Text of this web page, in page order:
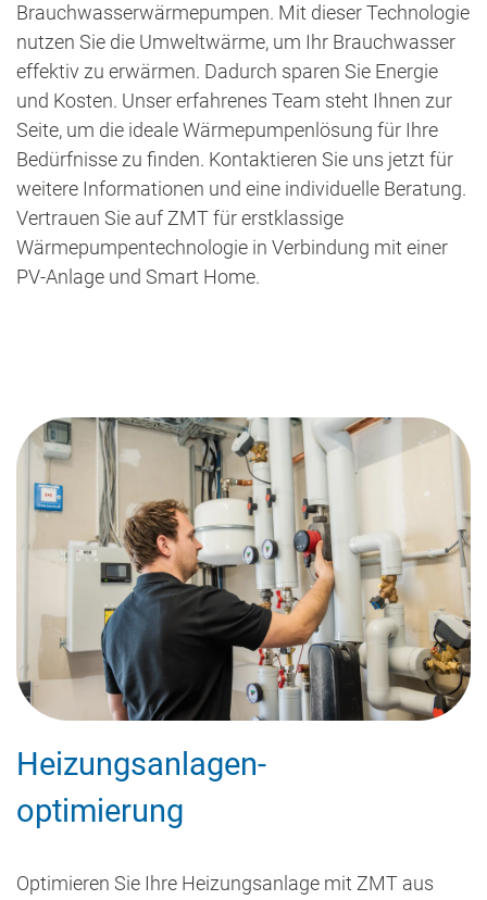
Brauchwasserwärmepumpen. Mit dieser Technologie
nutzen Sie die Umweltwärme, um Ihr Brauchwasser
effektiv zu erwärmen. Dadurch sparen Sie Energie
und Kosten. Unser erfahrenes Team steht Ihnen zur
Seite, um die ideale Wärmepumpenlösung für Ihre
Bedürfnisse zu finden. Kontaktieren Sie uns jetzt für
weitere Informationen und eine individuelle Beratung.
Vertrauen Sie auf ZMT für erstklassige
Wärmepumpentechnologie in Verbindung mit einer
PV-Anlage und Smart Home.
Heizungsanlagen-
optimierung
Optimieren Sie Ihre Heizungsanlage mit ZMT aus